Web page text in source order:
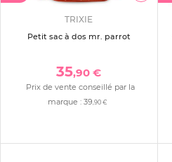
TRIXIE
Petit sac à dos mr. parrot
35,90 €
Prix de vente conseillé par la
marque : 39 ,90 €